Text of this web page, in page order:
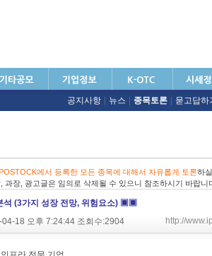
공지사항 뉴스 종목토론 묻고답하
에서 등록한 모든 종목에 대해서 자유롭게 토론하
과장, 광고글은 임의로 삭제될 수 있으니 참조하시기 바랍니
(3가지 성장 전망, 위험요소) ▣▣
18 오후 7:24:44 조회수:2904 http://